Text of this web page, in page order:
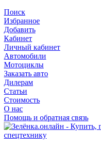
Поиск
Избранное
Добавить
Кабинет
Личный кабинет
Автомобили
Мотоциклы
Заказать авто
Дилерам
Статьи
Стоимость
О нас
Помощь и обратная связь